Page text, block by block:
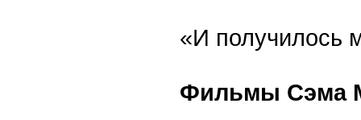
«И получилось
Фильмы Сэма